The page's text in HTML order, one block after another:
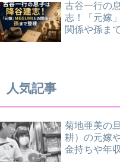
古谷一行の
志！「元嫁
関係や孫ま
人気記事
菊地亜美の
耕）の元嫁
金持ちや年